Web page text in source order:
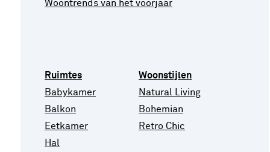
Woontrends van het voorjaar
Ruimtes
Babykamer
Balkon
Eetkamer
Hal
Woonstijlen
Natural Living
Bohemian
Retro Chic